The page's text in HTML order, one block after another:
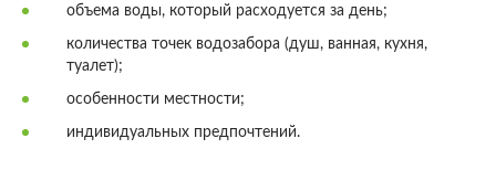
объема воды, который расходуется за день;
количества точек водозабора (душ, ванная, кухня,
туалет);
особенности местности;
индивидуальных предпочтений.